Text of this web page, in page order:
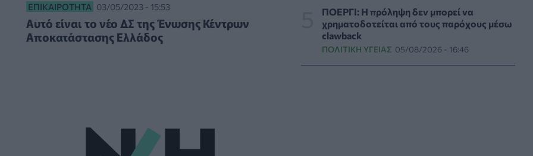
ΕΠΙΚΑΙΡΌΤΗΤΑ 03/05/2023 - 15:53
Αυτό είναι το νέο ΔΣ της Ένωσης Κέντρων
Αποκατάστασης Ελλάδος
Γιατί οι γιατροί διστάζουν να γράψουν
ορμονική θεραπεία για την εμμηνόπαυση
ΥΓΕΊΑ 06/08/2026 - 17:01
ΠΟΕΡΓΙ: Η πρόληψη δεν μπορεί να
χρηματοδοτείται από τους παρόχους μέσω
clawback
ΠΟΛΙΤΙΚΉ ΥΓΕΊΑΣ 05/08/2026 - 16:46